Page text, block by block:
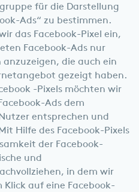
für die Darstellung
Ads“ zu bestimmen.
das Facebook-Pixel ein,
Facebook-Ads nur
die auch ein
gezeigt haben.
-Pixels möchten wir
Ads dem
entsprechen und
Hilfe des Facebook-Pixels
der Facebook-
und
in dem wir
auf eine Facebook-